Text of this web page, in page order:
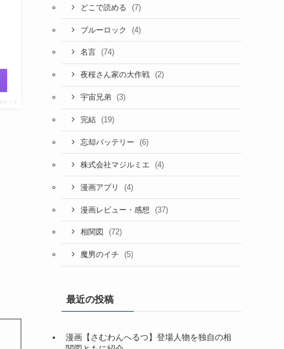
ポチップ
どこで読める (7)
ブルーロック (4)
名言 (74)
夜桜さん家の大作戦 (2)
宇宙兄弟 (3)
完結 (19)
忘却バッテリー (6)
株式会社マジルミエ (4)
漫画アプリ (4)
漫画レビュー・感想 (37)
相関図 (72)
魔男のイチ (5)
最近の投稿
漫画【さむわんへるつ】登場人物を独自の相